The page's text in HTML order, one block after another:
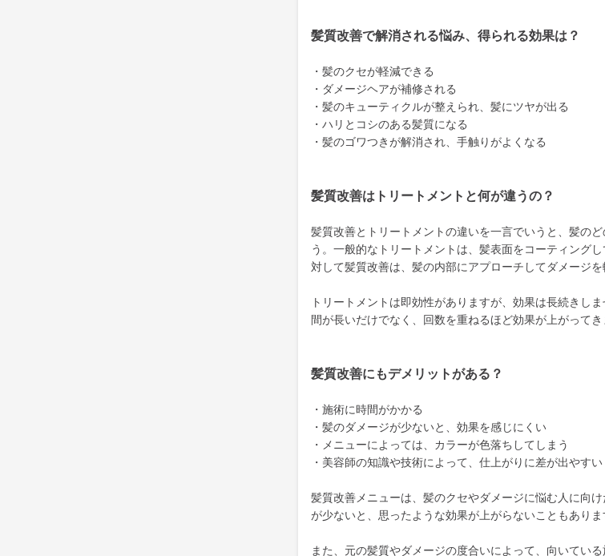
髪質改善で解消される悩み、得られる効果は？
・髪のクセが軽減できる
・ダメージヘアが補修される
・髪のキューティクルが整えられ、髪にツヤが出る
・ハリとコシのある髪質になる
・髪のゴワつきが解消され、手触りがよくなる
髪質改善はトリートメントと何が違うの？
髪質改善とトリートメントの違いを一言でいうと、髪の
う。一般的なトリートメントは、髪表面をコーティングし
対して髪質改善は、髪の内部にアプローチしてダメージを
トリートメントは即効性がありますが、効果は長続きし
間が長いだけでなく、回数を重ねるほど効果が上がってき
髪質改善にもデメリットがある？
・施術に時間がかかる
・髪のダメージが少ないと、効果を感じにくい
・メニューによっては、カラーが色落ちしてしまう
・美容師の知識や技術によって、仕上がりに差が出やすい
髪質改善メニューは、髪のクセやダメージに悩む人に向
が少ないと、思ったような効果が上がらないこともありま
また、元の髪質やダメージの度合いによって、向いてい